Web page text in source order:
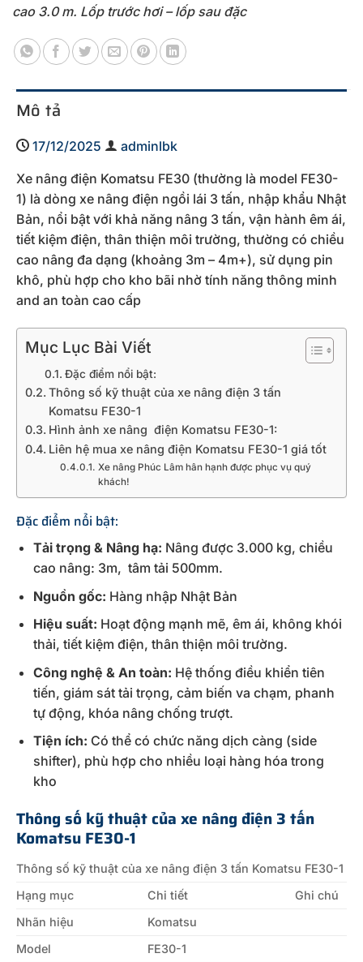
cao 3.0 m. Lốp trước hơi – lốp sau đặc
Mô tả
17/12/2025
adminlbk
Xe nâng điện Komatsu FE30 (thường là model FE30-
1) là dòng xe nâng điện ngồi lái 3 tấn, nhập khẩu Nhật
Bản, nổi bật với khả năng nâng 3 tấn, vận hành êm ái,
tiết kiệm điện, thân thiện môi trường, thường có chiều
cao nâng đa dạng (khoảng 3m – 4m+), sử dụng pin
khô, phù hợp cho kho bãi nhờ tính năng thông minh
and an toàn cao cấp
Mục Lục Bài Viết
Đặc điểm nổi bật:
Thông số kỹ thuật của xe nâng điện 3 tấn
Komatsu FE30-1
Hình ảnh xe nâng điện Komatsu FE30-1:
Liên hệ mua xe nâng điện Komatsu FE30-1 giá tốt
Xe nâng Phúc Lâm hân hạnh được phục vụ quý
khách!
Đặc điểm nổi bật:
Tải trọng & Nâng hạ: Nâng được 3.000 kg, chiều
cao nâng: 3m, tâm tải 500mm.
Nguồn gốc: Hàng nhập Nhật Bản
Hiệu suất: Hoạt động mạnh mẽ, êm ái, không khói
thải, tiết kiệm điện, thân thiện môi trường.
Công nghệ & An toàn: Hệ thống điều khiển tiên
tiến, giám sát tải trọng, cảm biến va chạm, phanh
tự động, khóa nâng chống trượt.
Tiện ích: Có thể có chức năng dịch càng (side
shifter), phù hợp cho nhiều loại hàng hóa trong
kho
Thông số kỹ thuật của xe nâng điện 3 tấn
Komatsu FE30-1
Thông số kỹ thuật của xe nâng điện 3 tấn Komatsu FE30-1
Hạng mục
Chi tiết
Ghi chú
Nhãn hiệu
Komatsu
Model
FE30-1